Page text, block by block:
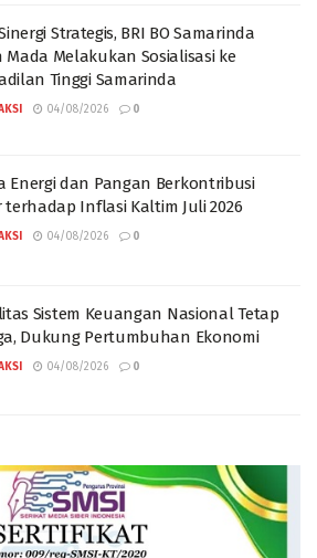
Strategis, BRI BO Samarinda
Mada Melakukan Sosialisasi ke
Tinggi Samarinda
04/08/2026 0
Energi dan Pangan Berkontribusi
terhadap Inflasi Kaltim Juli 2026
04/08/2026 0
Sistem Keuangan Nasional Tetap
Dukung Pertumbuhan Ekonomi
04/08/2026 0